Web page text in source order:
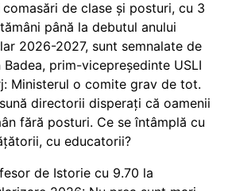
comasări de clase și posturi, cu 3
până la debutul anului
2026-2027, sunt semnalate de
Badea, prim-vicepreședinte USLI
Ministerul o comite grav de tot.
directorii disperați că oamenii
fără posturi. Ce se întâmplă cu
cu educatorii?
de Istorie cu 9.70 la